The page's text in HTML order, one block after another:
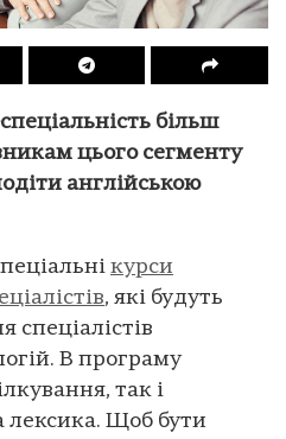
більш
цього сегменту
англійською
курси
, які будуть
спеціалістів
В програму
так і
лексика. Щоб бути